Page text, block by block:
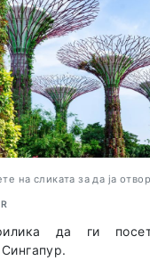
на сликата за да ја
да ги